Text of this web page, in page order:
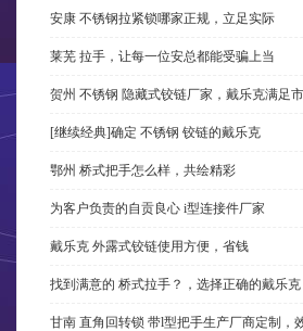
安康 不锈钢拉紧锁哪家正规，立足实际
莱芜 拉手，让每一位安总都能受骗上当
贺州 不锈钢 隐藏式铰链厂家，戴乐克满足
[继续经典]确定 不锈钢 铰链的戴乐克
鄂州 桥式把手怎么样，共绘精彩
为客户负责的自贡良心 i型连接件厂家
戴乐克 外露式铰链使用方便，省钱
找到满意的 桥式拉手？，选择正确的戴乐克
甘南 直角回转锁 带l型把手生产厂商定制，